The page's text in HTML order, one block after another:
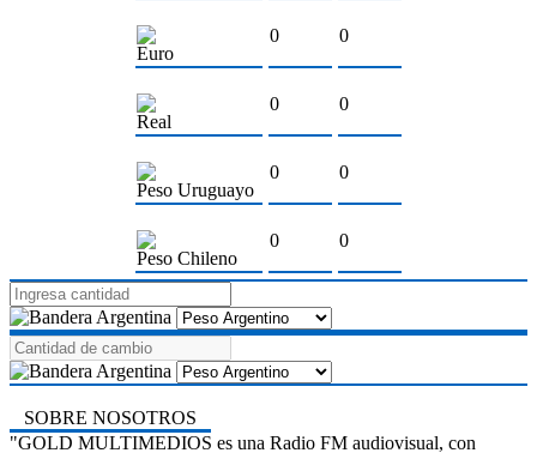
Euro
0 0
Real
0 0
Peso Uruguayo
0 0
Peso Chileno
0 0
SOBRE NOSOTROS
"GOLD MULTIMEDIOS es una Radio FM audiovisual, con